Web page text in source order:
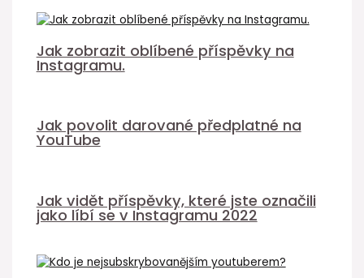
Jak zobrazit oblíbené příspěvky na
Instagramu.
Jak povolit darované předplatné na
YouTube
Jak vidět příspěvky, které jste označili
jako líbí se v Instagramu 2022